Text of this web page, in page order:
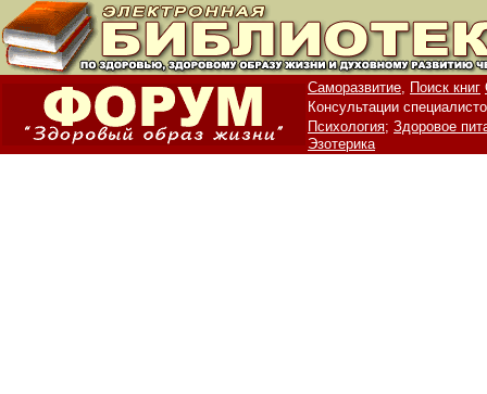
Саморазвитие, Поиск книг
Консультации
Психология; Здоровое
Эзотерика